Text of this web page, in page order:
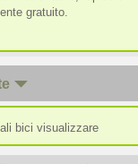
gratuito.
bici visualizzare